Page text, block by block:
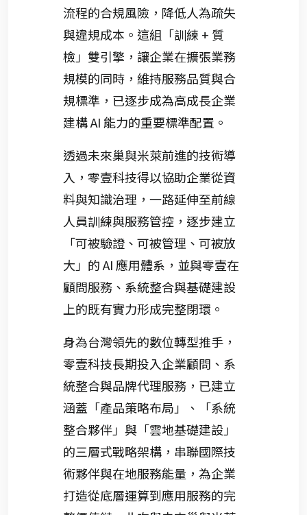
流程的合規風險，降低人為疏失
與違規成本。這組「訓練 + 質
檢」雙引擎，讓企業在擴張業務
規模的同時，維持服務品質與合
規標準，已逐步成為高成長企業
建構 AI 能力的重要標準配置。
透過未來巢與米萊前進的技術導
入，零壹科技得以協助企業從資
料與知識治理，一路延伸至前線
人員訓練與服務管控，逐步建立
「可被驗證、可被管理、可被放
大」的 AI 應用體系，並與零壹在
顧問服務、系統整合與基礎建設
上的既有實力形成完整閉環。
身為台灣領先的數位轉型推手，
零壹科技長期投入企業顧問、系
統整合與品牌代理服務，已建立
涵蓋「產品策略布局」、「系統
整合夥伴」與「雲地基礎建設」
的三層式戰略架構，串聯國際技
術夥伴與在地服務能量，為企業
打造從底層運算到應用服務的完